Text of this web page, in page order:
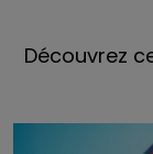
Découvrez